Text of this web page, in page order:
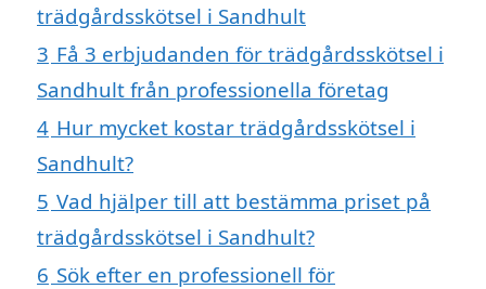
trädgårdsskötsel i Sandhult
3 Få 3 erbjudanden för trädgårdsskötsel i
Sandhult från professionella företag
4 Hur mycket kostar trädgårdsskötsel i
Sandhult?
5 Vad hjälper till att bestämma priset på
trädgårdsskötsel i Sandhult?
6 Sök efter en professionell för